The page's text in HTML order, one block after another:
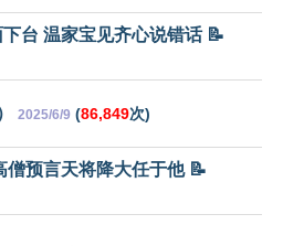
台 温家宝见齐心说错话 📝
2025/6/9 (86,849次)
预言天将降大任于他 📝